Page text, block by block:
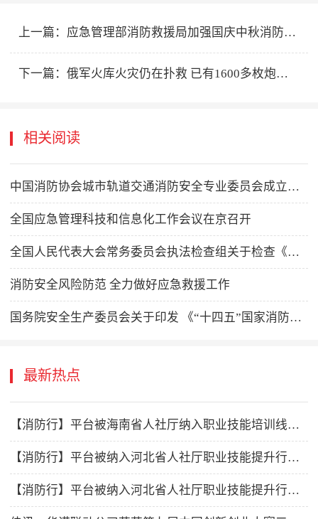
上一篇： 应急管理部消防救援局加强国庆中秋消防安全工作
下一篇：俄军火库火灾仍在扑救 已有1600多枚炮弹爆炸
相关阅读
中国消防协会城市轨道交通消防安全专业委员会成立大会在徐州召开
全国应急管理科技和信息化工作会议在京召开
全国人民代表大会常务委员会执法检查组关于检查《中华人民共和国消防法》实施情况的报告
消防安全风险防范 全力做好应急救援工作
国务院安全生产委员会关于印发 《“十四五”国家消防工作规划》的通知
最新热点
【消防行】平台被海南省人社厅纳入职业技能培训线上平台机构！
【消防行】平台被纳入河北省人社厅职业技能提升行动线上培训平台！
【消防行】平台被纳入河北省人社厅职业技能提升行动线上培训平台！